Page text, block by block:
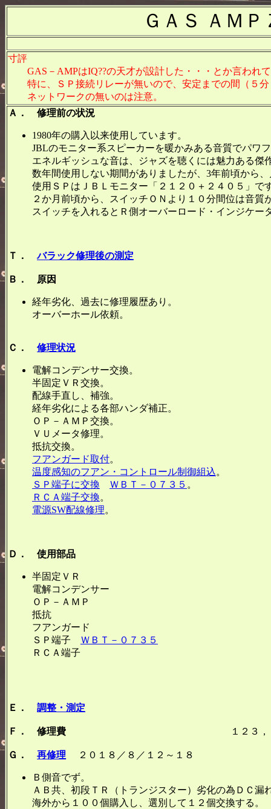
ＧＡＳ ＡＭ
寸評
GAS－AMPはIQ??の天才が設計した・・・とか言われ
特に、ＳＰ接続リレーが無いので、安定までの間（５分
ネットワークの無いのは注意。
Ａ． 修理前の状況
1980年の購入以来使用しています。
JBLのモニター系スピーカーを暖かみある音質でパワ
エネルギッシュな音は、ジャズを聴くには魅力ある傑
数年間使用しない期間がありましたが、3年前頃から
使用ＳＰはＪＢＬモニター「２１２０＋２４０５」で
２か月前頃から、スイッチＯＮより１０分間位は音
スイッチを入れるとＲ側オーバーロード・インジケー
Ｔ．バラック修理後の測定
Ｂ． 原因
経年劣化、過去に修理履歴あり。
オーバーホール依頼。
Ｃ． 修理状況
電解コンデンサー交換。
半固定ＶＲ交換。
配線手直し、補強。
経年劣化による各部ハンダ補正。
ＯＰ－ＡＭＰ交換。
ＶＵメータ修理。
抵抗交換。
フアンガード取付。
温度感知のフアン・コントロール制御組込。
ＳＰ端子に交換
ＷＢＴ－０７３５ 。
ＲＣＡ端子交換。
電源SW配線修理。
Ｄ． 使用部品
半固定ＶＲ ４
電解コンデンサー １
ＯＰ－ＡＭＰ ４
抵抗 ４個
フアンガード １
ＳＰ端子 ＷＢＴ－０７３５
ＲＣＡ端子 １組
Ｅ． 調整・測定
Ｆ． 修理費 １２３，４０
Ｇ． 再修理 ２０１８／８／１２～１８
Ｂ側音でず。
ＡＢ共、初段ＴＲ（トランジスター）劣化の為ＤＣ漏
海外から１００個購入し、選別して１２個交換する。